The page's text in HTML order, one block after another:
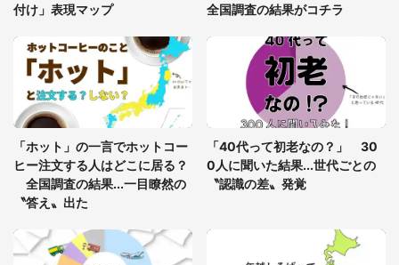
7万人驚がく 「お菓子売り場ならまだしも...」「ハ
ードル高い」
あまりにも四角すぎる猫、激写される 「これもう
座布団だろ」「食パンの耳」と1.4万人困惑
付け」表現マップ
全国調査の結果がコチラ
「ホット」の一言でホットコー
ヒー注文する人はどこに居る？
全国調査の結果...一目瞭然の
〝答え〟出た
「40代って初老なの？」 30
0人に聞いた結果...世代ごとの
〝認識の差〟発覚